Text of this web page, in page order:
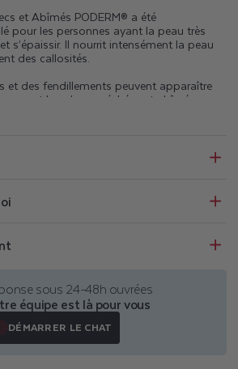
et Abîmés PODERM® a été
pour les personnes ayant la peau très
s’épaissir. Il nourrit intensément la peau
des callosités.
et des fendillements peuvent apparaître
les plus asséchées et abîmées
pied. Le sérum Pieds Très Secs et
Il favorise la régénération de la peau,
douceur et souplesse pour prévenir
et Abîmés fait partie de la gamme
en actifs naturels de haute qualité
des affections cutanées
la barrière cutanée pendant 24 h
sous 24-48h ouvrées
équipe est là pour vous
DÉMARRER LE CHAT